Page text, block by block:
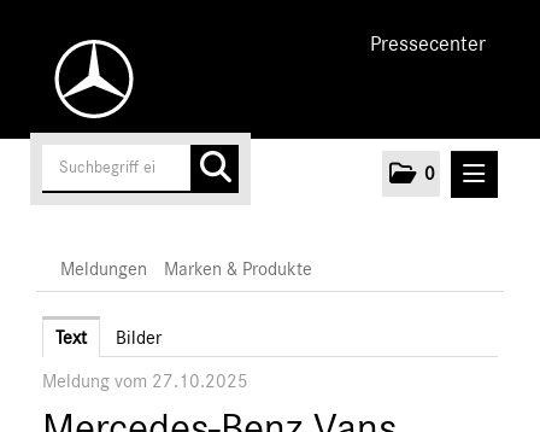
Pressecenter
0
Unternehmen
Cars
Vans
Meldungen Marken & Produkte
Text Bilder
Meldung vom 27.10.2025